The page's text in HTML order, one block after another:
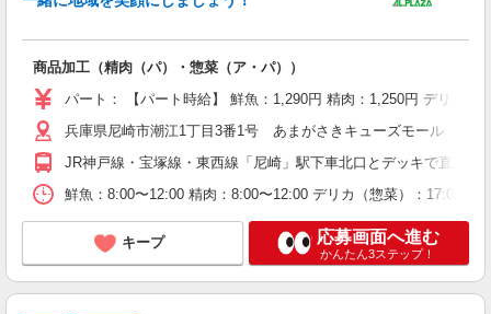
商品加工（精肉（パ）・惣菜（ア・パ））
パート： 【パート時給】 鮮魚：1,290円 精肉：1,250円 デリカ
兵庫県尼崎市潮江1丁目3番1号 あまがさきキューズモール 本館
JR神戸線・宝塚線・東西線「尼崎」駅下車北口とデッキで直結
鮮魚：8:00〜12:00 精肉：8:00〜12:00 デリカ（惣菜）：17:00〜
キープ 応募画面へ進む
かんたん3ステップ！